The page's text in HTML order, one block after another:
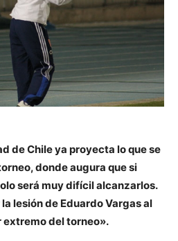
de Chile ya proyecta lo que se
donde augura que si
será muy difícil alcanzarlos.
lesión de Eduardo Vargas al
extremo del torneo».